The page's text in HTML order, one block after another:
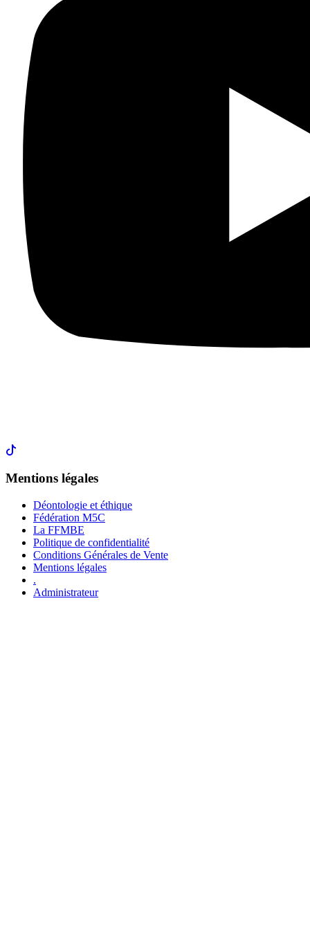
Mentions légales
Déontologie et éthique
Fédération M5C
La FFMBE
Politique de confidentialité
Conditions Générales de Vente
Mentions légales
.
Administrateur